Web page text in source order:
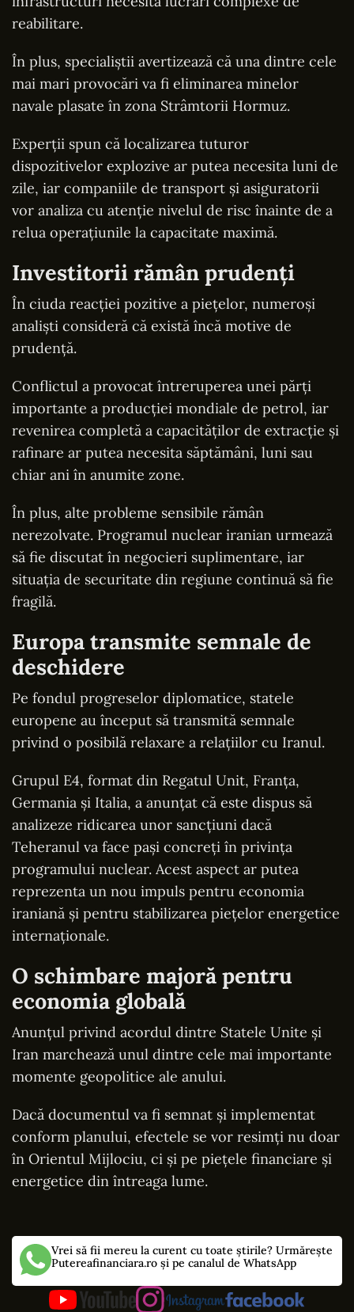
reabilitare.
În plus, specialiștii avertizează că una dintre cele
mai mari provocări va fi eliminarea minelor
navale plasate în zona Strâmtorii Hormuz.
Experții spun că localizarea tuturor
dispozitivelor explozive ar putea necesita luni de
zile, iar companiile de transport și asiguratorii
vor analiza cu atenție nivelul de risc înainte de a
relua operațiunile la capacitate maximă.
Investitorii rămân prudenți
În ciuda reacției pozitive a piețelor, numeroși
analiști consideră că există încă motive de
prudență.
Conflictul a provocat întreruperea unei părți
importante a producției mondiale de petrol, iar
revenirea completă a capacităților de extracție și
rafinare ar putea necesita săptămâni, luni sau
chiar ani în anumite zone.
În plus, alte probleme sensibile rămân
nerezolvate. Programul nuclear iranian urmează
să fie discutat în negocieri suplimentare, iar
situația de securitate din regiune continuă să fie
fragilă.
Europa transmite semnale de
deschidere
Pe fondul progreselor diplomatice, statele
europene au început să transmită semnale
privind o posibilă relaxare a relațiilor cu Iranul.
Grupul E4, format din Regatul Unit, Franța,
Germania și Italia, a anunțat că este dispus să
analizeze ridicarea unor sancțiuni dacă
Teheranul va face pași concreți în privința
programului nuclear. Acest aspect ar putea
reprezenta un nou impuls pentru economia
iraniană și pentru stabilizarea piețelor energetice
internaționale.
O schimbare majoră pentru
economia globală
Anunțul privind acordul dintre Statele Unite și
Iran marchează unul dintre cele mai importante
momente geopolitice ale anului.
Dacă documentul va fi semnat și implementat
conform planului, efectele se vor resimți nu doar
în Orientul Mijlociu, ci și pe piețele financiare și
energetice din întreaga lume.
Vrei să fii mereu la curent cu toate știrile? Urmărește
Putereafinanciara.ro și pe canalul de WhatsApp